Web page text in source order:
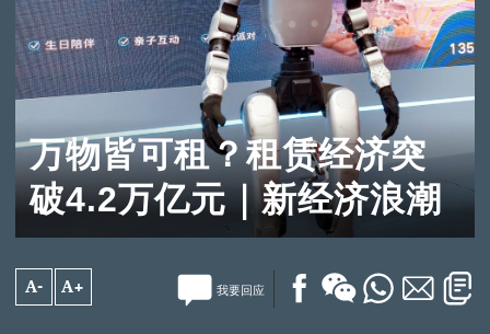
万物皆可租？租赁经济突
破4.2万亿元｜新经济浪潮
A- A+ 我要回应